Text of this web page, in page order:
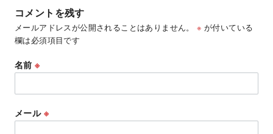
コメントを残す
メールアドレスが公開されることはありません。 ※ が付いている
欄は必須項目です
名前※
メール ※